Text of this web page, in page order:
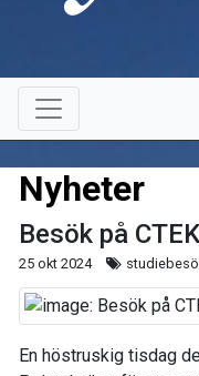
Nyheter
Besök på
25 okt 2024
En höstruskig tisdag